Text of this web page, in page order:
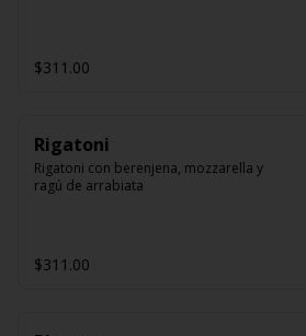
$311.00
Rigatoni
Rigatoni con berenjena, mozzarella y
ragú de arrabiata
$311.00